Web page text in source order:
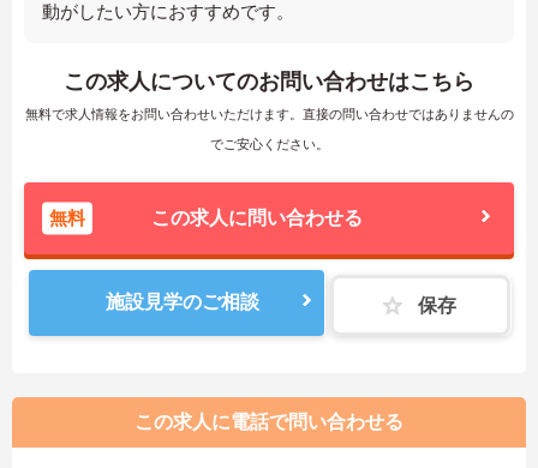
動がしたい方におすすめです。
この求人についてのお問い合わせはこちら
無料で求人情報をお問い合わせいただけます。直接の問い合わせではありませんの
でご安心ください。
無料 この求人に問い合わせる
施設見学のご相談 保存
この求人に電話で問い合わせる